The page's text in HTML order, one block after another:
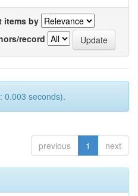
items by
record
0.003 seconds).
previous 1 next